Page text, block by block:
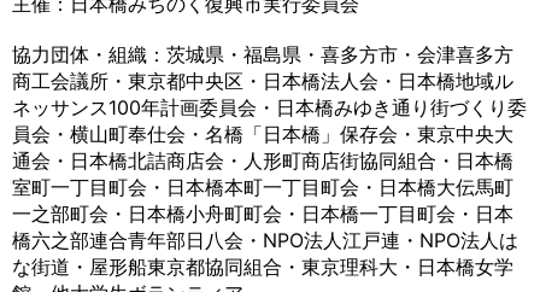
協力団体・組織：茨城県・福島県・喜多方市・会津喜多方
商工会議所・東京都中央区・日本橋法人会・日本橋地域ル
ネッサンス100年計画委員会・日本橋みゆき通り街づくり委
員会・横山町奉仕会・名橋「日本橋」保存会・東京中央大
通会・日本橋北詰商店会・人形町商店街協同組合・日本橋
室町一丁目町会・日本橋本町一丁目町会・日本橋大伝馬町
一之部町会・日本橋小舟町町会・日本橋一丁目町会・日本
橋六之部連合青年部日八会・NPO法人江戸連・NPO法人は
な街道・屋形船東京都協同組合・東京理科大・日本橋女学